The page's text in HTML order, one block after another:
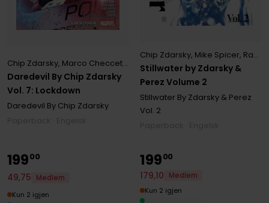
Daredevil By Chip Zdarsky
Vol. 7: Lockdown
Chip Zdarsky, Marco Checcetto Mike Hawthorne
Daredevil By Chip Zdarsky
Stillwater by Zdarsky &
Perez Volume 2
Chip Zdarsky, Mike Spicer, Ramon Perez
Stillwater By Zdarsky & Perez
Vol. 2
19900
49,75
Medlem
Kun 2 igjen
19900
179,10
Medlem
Kun 2 igjen